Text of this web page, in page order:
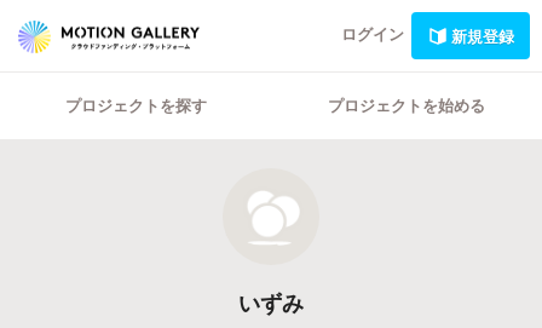
ログイン 新規登録
プロジェクトを探す プロジェクトを始める
いずみ